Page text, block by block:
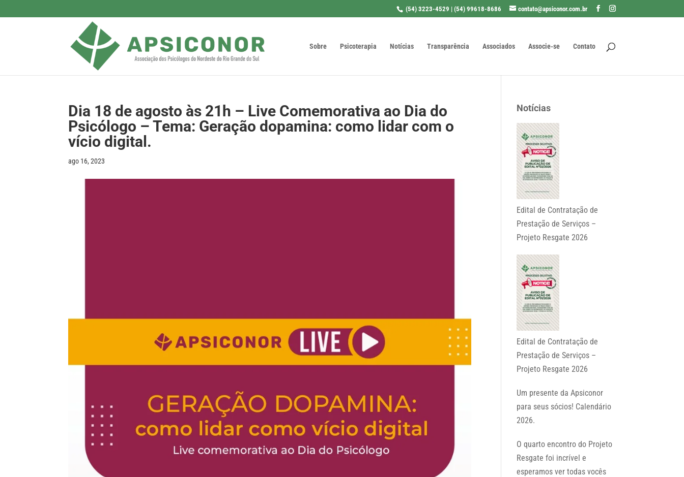
(54) 3223-4529 | (54) 99618-8686 contato@apsiconor.com.br
Sobre Psicoterapia Notícias Transparência Associados Associe-se Contato
Dia 18 de agosto às 21h – Live Comemorativa ao Dia do
Psicólogo – Tema: Geração dopamina: como lidar com o
vício digital.
ago 16, 2023
Notícias
Edital de Contratação de
Prestação de Serviços –
Projeto Resgate 2026
Edital de Contratação de
Prestação de Serviços –
Projeto Resgate 2026
Um presente da Apsiconor
para seus sócios! Calendário
2026.
O quarto encontro do Projeto
Resgate foi incrível e
esperamos ver todas vocês